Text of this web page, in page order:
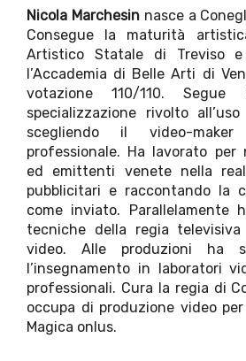
Nicola Marchesinnasce a
Consegue la maturità
Artistico Statale di Treviso
l’Accademia di Belle Arti di
votazione 110/110.
specializzazione rivolto
scegliendo il video-
professionale. Ha lavorato per
ed emittenti venete nella
pubblicitari e raccontando la
come inviato. Parallelamente
tecniche della regia televisiva
video. Alle produzioni ha
l’insegnamento in laboratori
professionali. Cura la regia di
occupa di produzione video
Magica onlus.